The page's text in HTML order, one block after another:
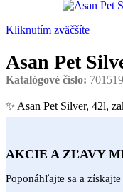
Kliknutím zväčšíte
Asan Pet
Katalógové číslo:
✨ Asan Pet Silver, 42l,
AKCIE A ZĽAVY
Poponáhľajte sa a